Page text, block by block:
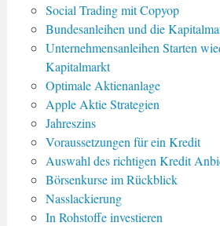
Social Trading mit Copyop
Bundesanleihen und die
Unternehmensanleihen Starten
Kapitalmarkt
Optimale Aktienanlage
Apple Aktie Strategien
Jahreszins
Voraussetzungen für ein Kredit
Auswahl des richtigen Kredit
Börsenkurse im Rückblick
Nasslackierung
In Rohstoffe investieren